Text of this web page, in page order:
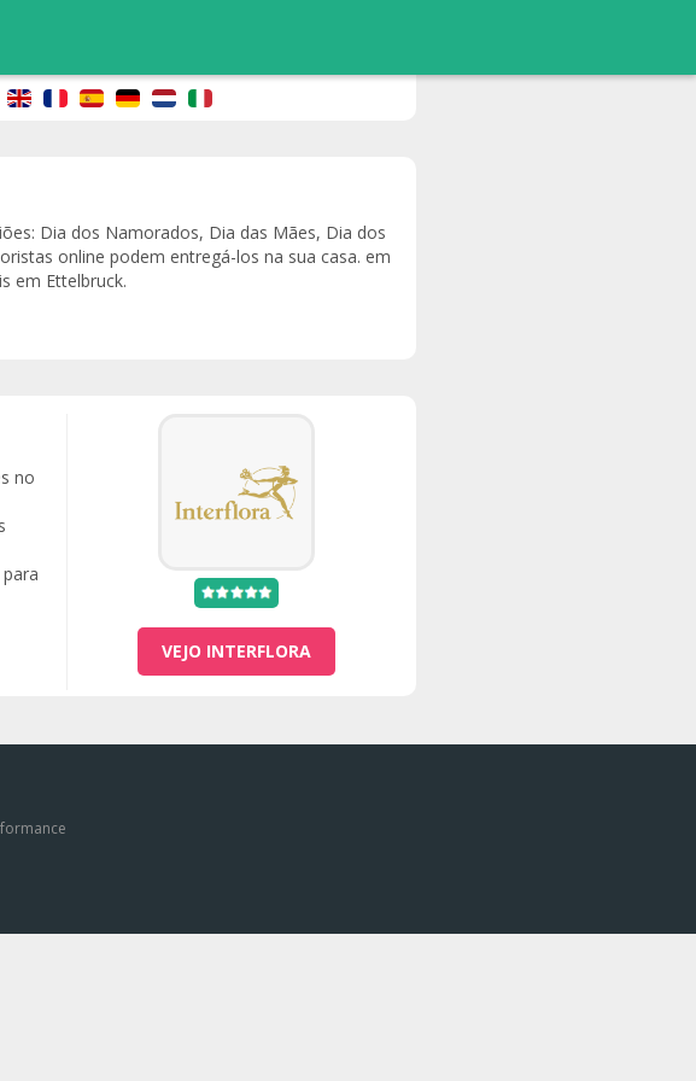
Dia dos Namorados, Dia das Mães, Dia dos
online podem entregá-los na sua casa. em
em Ettelbruck.
no
VEJO INTERFLORA